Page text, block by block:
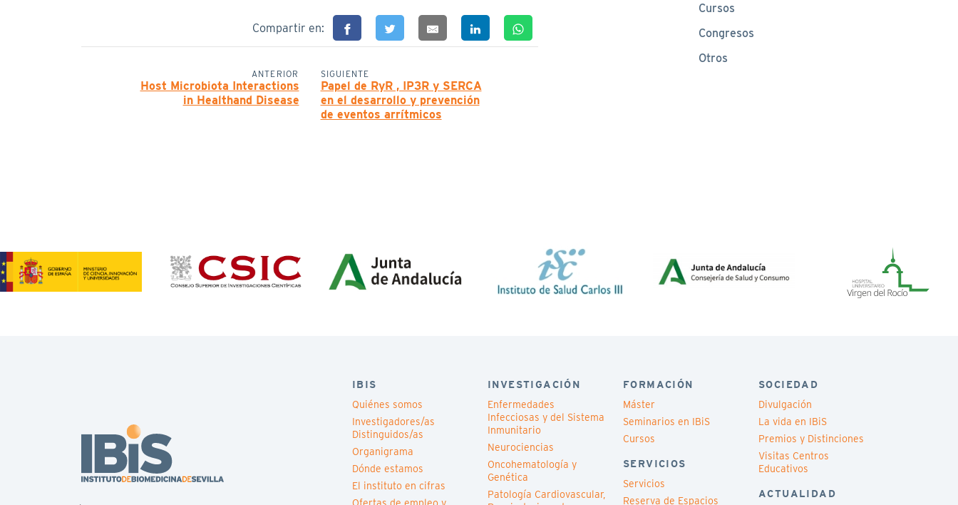
Compartir en:
ANTERIOR
Host Microbiota Interactions
in Healthand Disease
SIGUIENTE
Papel de RyR , IP3R y SERCA
en el desarrollo y prevención
de eventos arrítmicos
Cursos
Congresos
Otros
IBIS
Quiénes somos
Investigadores/as
Distinguidos/as
Organigrama
Dónde estamos
El instituto en cifras
INVESTIGACIÓN
Enfermedades
Infecciosas y del Sistema
Inmunitario
Neurociencias
Oncohematología y
Genética
Patología Cardiovascular,
FORMACIÓN
Máster
Seminarios en IBiS
Cursos
SERVICIOS
Servicios
Reserva de Espacios
SOCIEDAD
Divulgación
La vida en IBiS
Premios y Distinciones
Visitas Centros
Educativos
ACTUALIDAD